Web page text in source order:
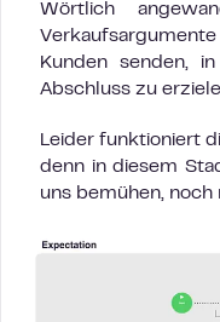
Wörtlich
Kunden senden,
Abschluss zu
Leider funktioniert
denn in diesem
uns bemühen,